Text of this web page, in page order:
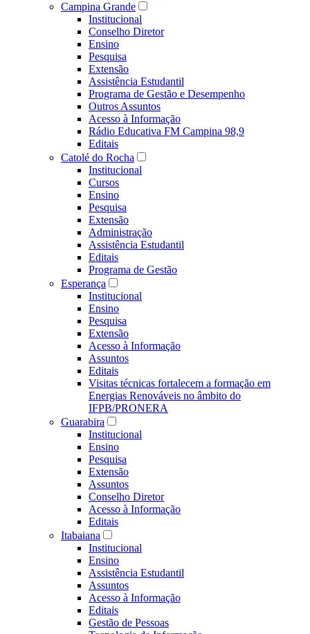
Campina Grande
Institucional
Conselho Diretor
Ensino
Pesquisa
Extensão
Assistência Estudantil
Programa de Gestão e Desempenho
Outros Assuntos
Acesso à Informação
Rádio Educativa FM Campina 98,9
Editais
Catolé do Rocha
Institucional
Cursos
Ensino
Pesquisa
Extensão
Administração
Assistência Estudantil
Editais
Programa de Gestão
Esperança
Institucional
Ensino
Pesquisa
Extensão
Acesso à Informação
Assuntos
Editais
Visitas técnicas fortalecem a formação em
Energias Renováveis no âmbito do
IFPB/PRONERA
Guarabira
Institucional
Ensino
Pesquisa
Extensão
Assuntos
Conselho Diretor
Acesso à Informação
Editais
Itabaiana
Institucional
Ensino
Assistência Estudantil
Assuntos
Acesso à Informação
Editais
Gestão de Pessoas